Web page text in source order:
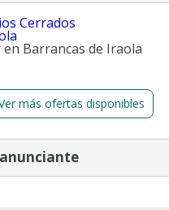
Cerrados
Barrancas de Iraola
más ofertas disponibles